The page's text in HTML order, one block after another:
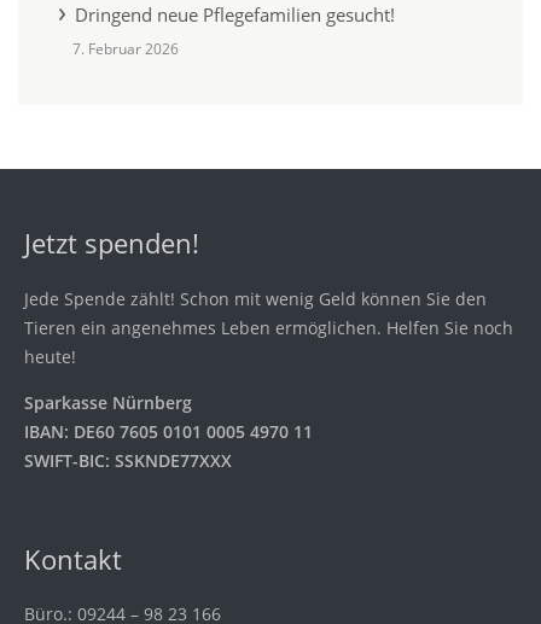
Dringend neue Pflegefamilien gesucht!
7. Februar 2026
Jetzt spenden!
Jede Spende zählt! Schon mit wenig Geld können Sie den
Tieren ein angenehmes Leben ermöglichen. Helfen Sie noch
heute!
Sparkasse Nürnberg
IBAN: DE60 7605 0101 0005 4970 11
SWIFT-BIC: SSKNDE77XXX
Kontakt
Büro.: 09244 – 98 23 166